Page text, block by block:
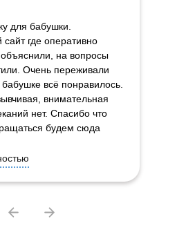
для бабушки.
где оперативно
объяснили, на вопросы
Очень переживали
всё понравилось.
внимательная
нет. Спасибо что
будем сюда